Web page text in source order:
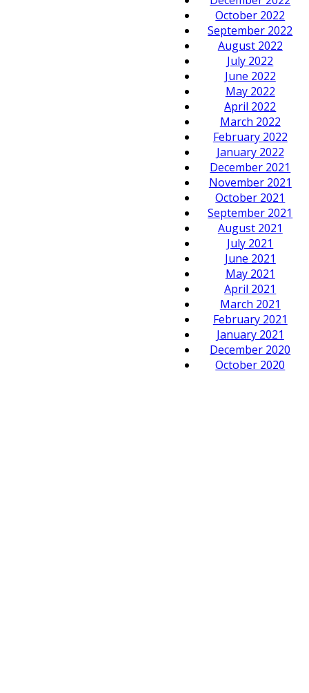
October 2022
September 2022
August 2022
July 2022
June 2022
May 2022
April 2022
March 2022
February 2022
January 2022
December 2021
November 2021
October 2021
September 2021
August 2021
July 2021
June 2021
May 2021
April 2021
March 2021
February 2021
January 2021
December 2020
October 2020